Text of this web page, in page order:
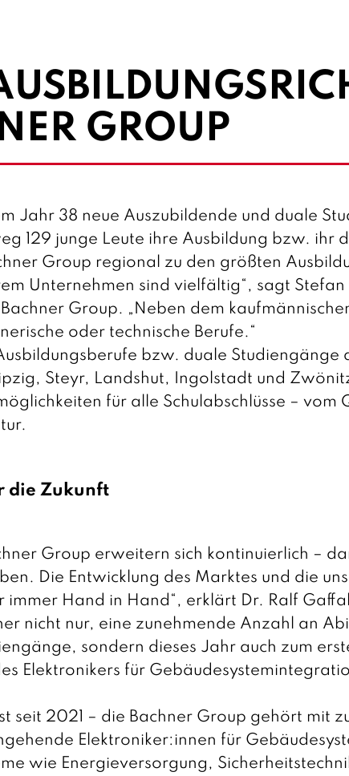
GROUP
Jahr 38 neue Auszubildende und duale
129 junge Leute ihre Ausbildung bzw. ihr
Group regional zu den größten
Unternehmen sind vielfältig“, sagt Stefan
Group. „Neben dem
oder technische Berufe.“
bzw. duale Studiengänge
Steyr, Landshut, Ingolstadt und
für alle Schulabschlüsse – vom
die Zukunft
Group erweitern sich kontinuierlich –
Die Entwicklung des Marktes und die
immer Hand in Hand“, erklärt Dr. Ralf
nicht nur, eine zunehmende Anzahl an
sondern dieses Jahr auch zum
Elektronikers für
seit 2021 – die Bachner Group gehört mit
Elektroniker:innen für
wie Energieversorgung,